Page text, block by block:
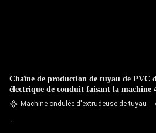
Chaîne de production de tuyau de PVC
électrique de conduit faisant la machine
Machine ondulée d'extrudeuse de tuyau